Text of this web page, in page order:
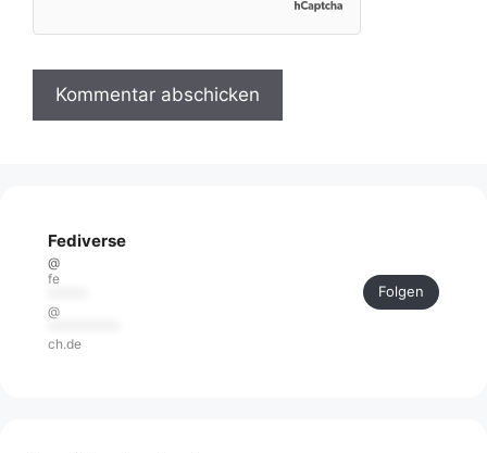
Fediverse
@
fe
@
ch.de
Folgen